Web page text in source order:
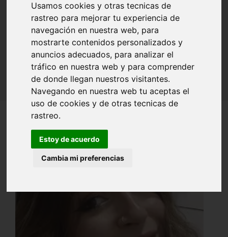
Usamos cookies y otras tecnicas de
rastreo para mejorar tu experiencia de
navegación en nuestra web, para
mostrarte contenidos personalizados y
anuncios adecuados, para analizar el
tráfico en nuestra web y para comprender
de donde llegan nuestros visitantes.
Navegando en nuestra web tu aceptas el
uso de cookies y de otras tecnicas de
rastreo.
Estoy de acuerdo
Cambia mi preferencias
ALQUILAR AMIGO
Inicio Amigos Madrid Alba Palomo